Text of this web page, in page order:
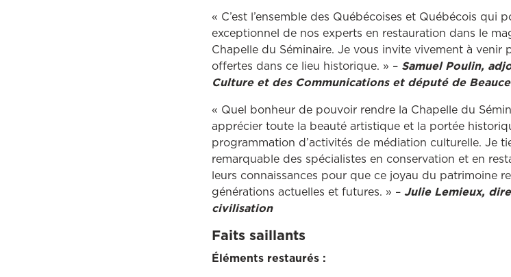
« C’est l’ensemble des Québécoises et Québécois qui
exceptionnel de nos experts en restauration dans le
Chapelle du Séminaire. Je vous invite vivement à
offertes dans ce lieu historique. » – Samuel Poulin,
Culture et des Communications et député de
« Quel bonheur de pouvoir rendre la Chapelle du
apprécier toute la beauté artistique et la portée
programmation d’activités de médiation culturelle. Je
remarquable des spécialistes en conservation et en
leurs connaissances pour que ce joyau du patrimoine
générations actuelles et futures. » –Julie Lemieux,
civilisation
Faits saillants
Éléments restaurés :